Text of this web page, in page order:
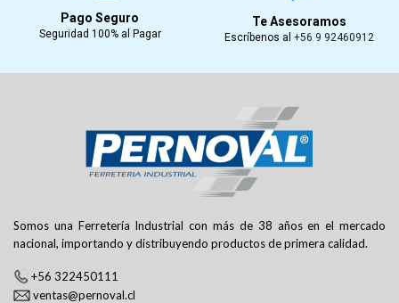
Pago Seguro
Seguridad 100% al Pagar
Te Asesoramos
Escríbenos al +56 9 92460912
Somos una Ferretería Industrial con más de 38 años en el mercado
nacional, importando y distribuyendo productos de primera calidad.
+56 322450111
ventas@pernoval.cl